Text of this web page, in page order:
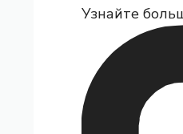
Узнайте